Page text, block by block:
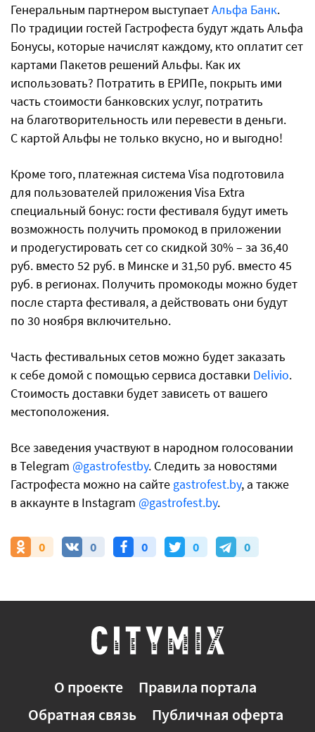
Генеральным партнером выступаетАльфа Банк.
По традиции гостей Гастрофеста будут ждать Альфа
Бонусы, которые начислят каждому, кто оплатит сет
картами Пакетов решений Альфы. Как их
использовать? Потратить в ЕРИПе, покрыть ими
часть стоимости банковских услуг, потратить
на благотворительность или перевести в деньги.
С картой Альфы не только вкусно, но и выгодно!
Кроме того, платежная система Visa подготовила
для пользователей приложения Visa Extra
специальный бонус: гости фестиваля будут иметь
возможность получить промокод в приложении
и продегустировать сет со скидкой 30% – за 36,40
руб. вместо 52 руб. в Минске и 31,50 руб. вместо 45
руб. в регионах. Получить промокоды можно будет
после старта фестиваля, а действовать они будут
по 30 ноября включительно.
Часть фестивальных сетов можно будет заказать
к себе домой с помощью сервиса доставки Delivio.
Стоимость доставки будет зависеть от вашего
местоположения.
Все заведения участвуют в народном голосовании
в Telegram @gastrofestby. Следить за новостями
Гастрофеста можно на сайте gastrofest.by, а также
в аккаунте в Instagram @gastrofest.by.
0 0 0 0 0
О проекте
Правила портала
Обратная связь
Публичная оферта